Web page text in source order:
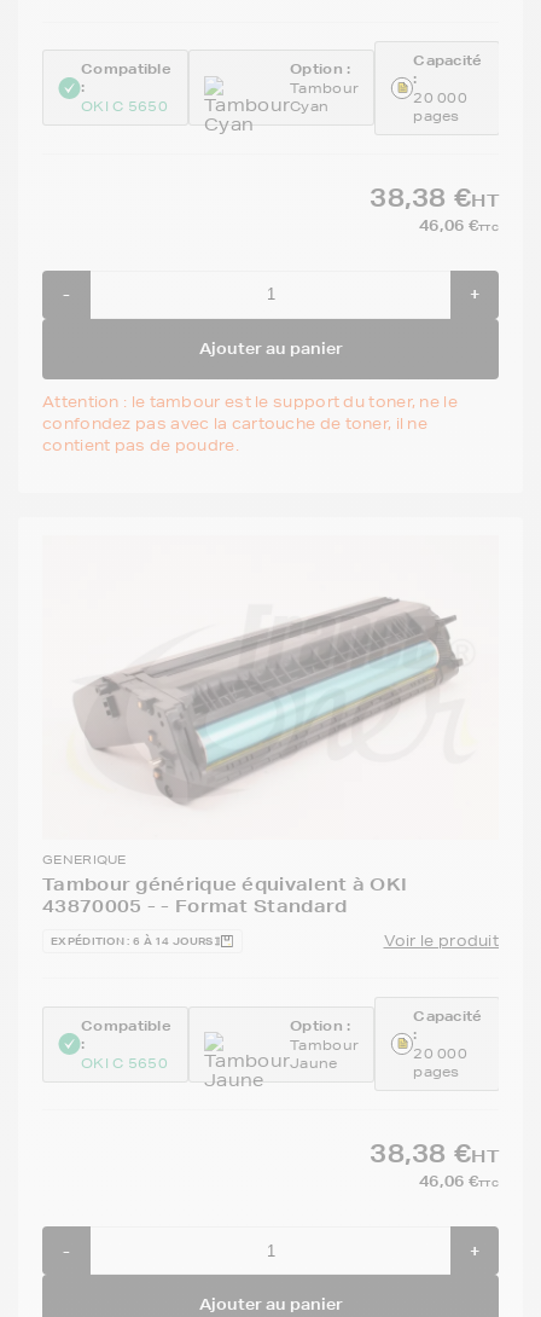
Compatible
:
OKI C 5650
Option :
Tambour
Cyan
Capacité
:
20 000
pages
38,38 €HT
46,06 €TTC
- +
Ajouter au panier
Attention : le tambour est le support du toner, ne le
confondez pas avec la cartouche de toner, il ne
contient pas de poudre.
GENERIQUE
Tambour générique équivalent à OKI
43870005 - - Format Standard
EXPÉDITION : 6 À 14 JOURS Voir le produit
Compatible
:
OKI C 5650
Option :
Tambour
Jaune
Capacité
:
20 000
pages
38,38 €HT
46,06 €TTC
- +
Ajouter au panier